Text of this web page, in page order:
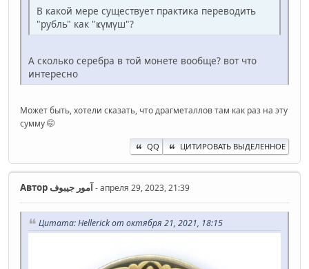
В какой мере существует практика переводить
"рубль" как "ҝүмүш"?
А сколько серебра в той монете вообще? вот что
интересно
Может быть, хотели сказать, что драгметаллов там как раз на эту
сумму 🤭
QQ ЦИТИРОВАТЬ ВЫДЕЛЕННОЕ
Авторآمور جیبوف- апреля 29, 2023, 21:39
Цитата: Hellerick от октября 21, 2021, 18:15